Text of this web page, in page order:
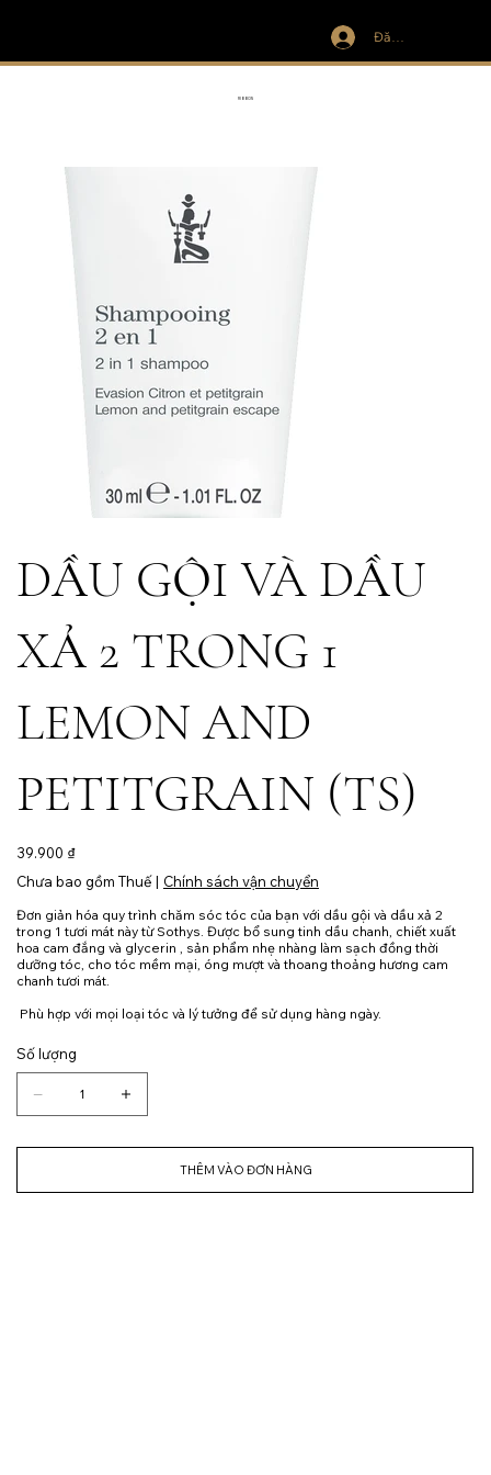
Đăng nhập
RIBBON
DẦU GỘI VÀ DẦU
XẢ 2 TRONG 1
LEMON AND
PETITGRAIN (TS)
Giá
39.900 ₫
Chưa bao gồm Thuế | Chính sách vận chuyển
Đơn giản hóa quy trình chăm sóc tóc của bạn với dầu gội và dầu xả 2
trong 1 tươi mát này từ Sothys. Được bổ sung tinh dầu chanh, chiết xuất
hoa cam đắng và glycerin , sản phẩm nhẹ nhàng làm sạch đồng thời
dưỡng tóc, cho tóc mềm mại, óng mượt và thoang thoảng hương cam
chanh tươi mát.
Phù hợp với mọi loại tóc và lý tưởng để sử dụng hàng ngày.
Số lượng
THÊM VÀO ĐƠN HÀNG